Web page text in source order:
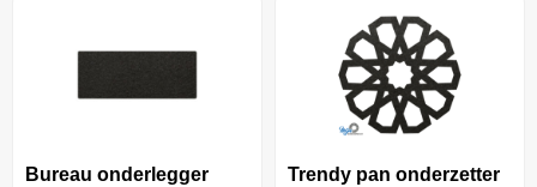
Bureau onderlegger
Trendy pan onderzetter